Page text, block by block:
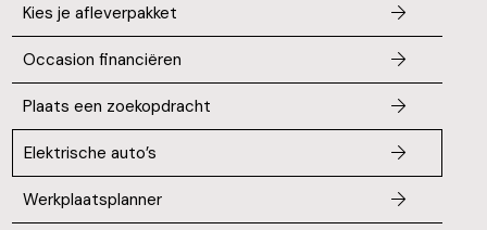
Kies je afleverpakket
Occasion financiëren
Plaats een zoekopdracht
Elektrische auto’s
Werkplaatsplanner